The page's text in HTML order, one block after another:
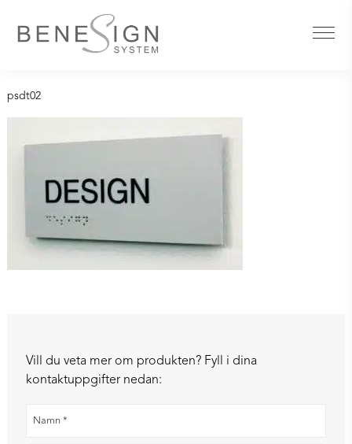
psdt02
Vill du veta mer om produkten? Fyll i dina
kontaktuppgifter nedan: